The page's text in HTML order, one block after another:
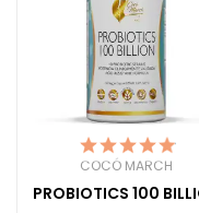
COCÓ MARCH
PROBIOTICS 100